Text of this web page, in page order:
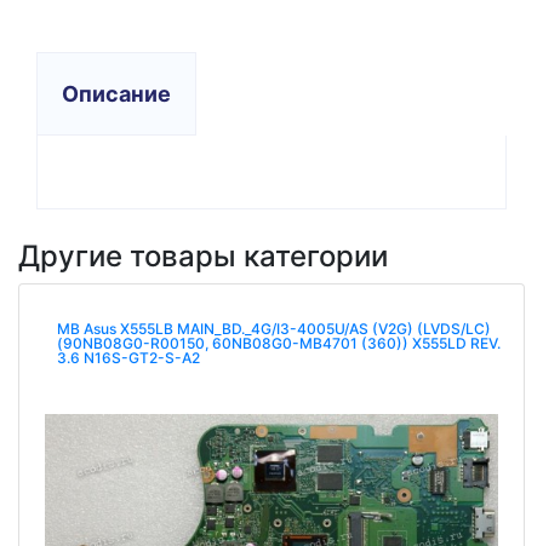
Описание
Другие товары категории
MB Asus X555LB MAIN_BD._4G/I3-4005U/AS (V2G) (LVDS/LC)
(90NB08G0-R00150, 60NB08G0-MB4701 (360)) X555LD REV.
3.6 N16S-GT2-S-A2